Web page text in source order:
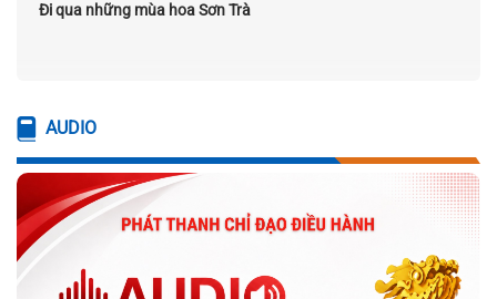
Đi qua những mùa hoa Sơn Trà
AUDIO